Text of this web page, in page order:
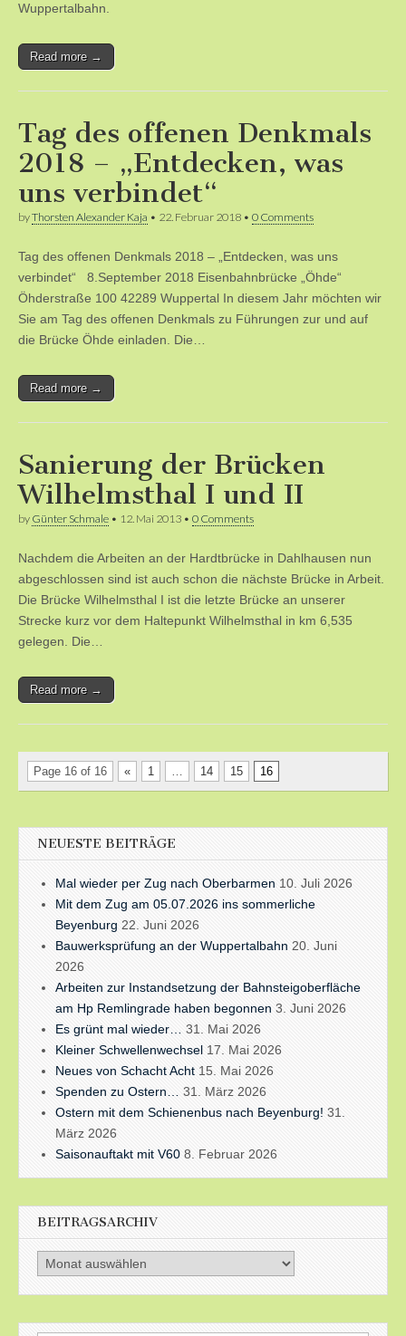
Wuppertalbahn.
Read more →
Tag des offenen Denkmals
2018 – „Entdecken, was
uns verbindet“
byThorsten Alexander Kaja • 22. Februar 2018 • 0 Comments
Tag des offenen Denkmals 2018 – „Entdecken, was uns
verbindet“ 8.September 2018 Eisenbahnbrücke „Öhde“
Öhderstraße 100 42289 Wuppertal In diesem Jahr möchten wir
Sie am Tag des offenen Denkmals zu Führungen zur und auf
die Brücke Öhde einladen. Die…
Read more →
Sanierung der Brücken
Wilhelmsthal I und II
by Günter Schmale • 12. Mai 2013 • 0 Comments
Nachdem die Arbeiten an der Hardtbrücke in Dahlhausen nun
abgeschlossen sind ist auch schon die nächste Brücke in Arbeit.
Die Brücke Wilhelmsthal I ist die letzte Brücke an unserer
Strecke kurz vor dem Haltepunkt Wilhelmsthal in km 6,535
gelegen. Die…
Read more →
Page 16 of 16 « 1 … 14 15 16
NEUESTE BEITRÄGE
Mal wieder per Zug nach Oberbarmen 10. Juli 2026
Mit dem Zug am 05.07.2026 ins sommerliche
Beyenburg 22. Juni 2026
Bauwerksprüfung an der Wuppertalbahn 20. Juni
2026
Arbeiten zur Instandsetzung der Bahnsteigoberfläche
am Hp Remlingrade haben begonnen 3. Juni 2026
Es grünt mal wieder…
31. Mai 2026
Kleiner Schwellenwechsel 17. Mai 2026
Neues von Schacht Acht 15. Mai 2026
Spenden zu Ostern…
31. März 2026
Ostern mit dem Schienenbus nach Beyenburg! 31.
März 2026
Saisonauftakt mit V60 8. Februar 2026
BEITRAGSARCHIV
Beitragsarchiv